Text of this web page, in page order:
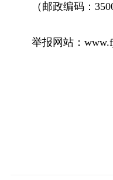
（邮政编码：
举报网站：